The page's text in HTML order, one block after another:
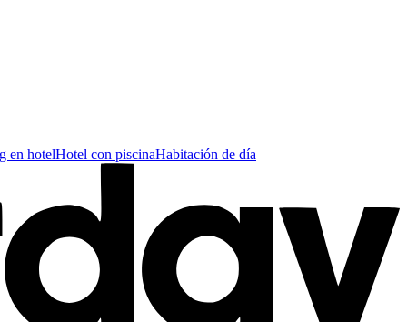
en hotelHotel con piscinaHabitación de día